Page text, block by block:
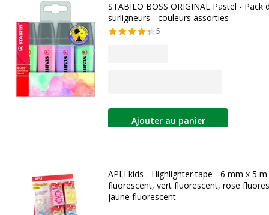
STABILO BOSS ORIGINAL Pastel - Pack
surligneurs - couleurs assorties
5
Ajouter au panier
APLI kids - Highlighter tape - 6 mm x 5
fluorescent, vert fluorescent, rose
jaune fluorescent